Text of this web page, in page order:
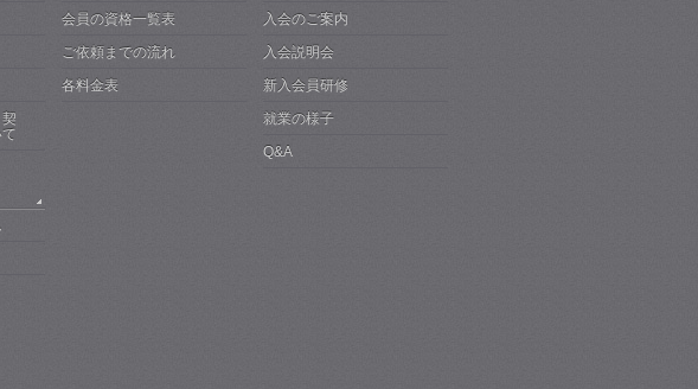
会員の資格一覧表
ご依頼までの流れ
各料金表
入会のご案内
入会説明会
新入会員研修
就業の様子
Q&A